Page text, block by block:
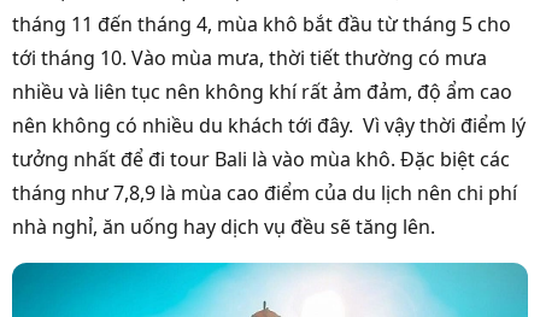
tháng 11 đến tháng 4, mùa khô bắt đầu từ tháng 5 cho
tới tháng 10. Vào mùa mưa, thời tiết thường có mưa
nhiều và liên tục nên không khí rất ảm đảm, độ ẩm cao
nên không có nhiều du khách tới đây. Vì vậy thời điểm lý
tưởng nhất để đi tour Bali là vào mùa khô. Đặc biệt các
tháng như 7,8,9 là mùa cao điểm của du lịch nên chi phí
nhà nghỉ, ăn uống hay dịch vụ đều sẽ tăng lên.